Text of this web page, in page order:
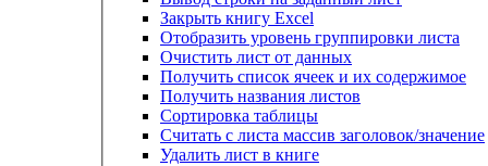
Закрыть книгу Excel
Отобразить уровень группировки листа
Очистить лист от данных
Получить список ячеек и их содержимое
Получить названия листов
Сортировка таблицы
Считать с листа массив заголовок/значение
Удалить лист в книге